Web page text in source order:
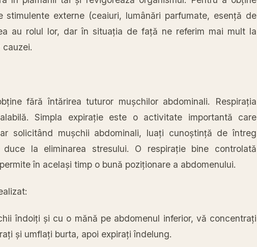
stimulente externe (ceaiuri, lumânări parfumate, esență de
au rolul lor, darîn situația de față ne referim mai mult la
cauzei.
fără întărirea tuturor mușchilorabdominali. Respirația
.Simpla expirațieeste o activitate importantă care
solicitând mușchii abdominali, luați cunoștință deîntreg
la eliminarea stresului. O respirațiebine controlată
permiteîn același timp o bună poziționare a abdomenului.
îndoiți și cu o mănă pe abdomenul inferior, vă concentrați
și umflați burta, apoi expirați îndelung.